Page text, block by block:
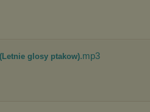
glosy ptakow).mp3